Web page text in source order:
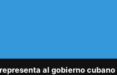
al gobierno